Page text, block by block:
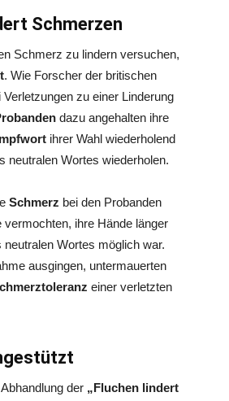
Schmerzen
Schmerz zu lindern versuchen,
. Wie Forscher der britischen
zu einer Linderung
dazu angehalten ihre
ihrer Wahl wiederholend
neutralen Wortes wiederholen.
Schmerz bei den Probanden
vermochten, ihre Hände länger
Wortes möglich war.
ausgingen, untermauerten
einer verletzten
der „Fluchen lindert